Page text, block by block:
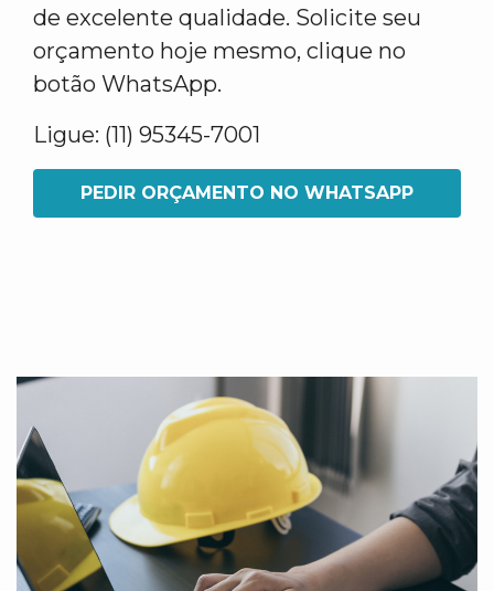
de excelente qualidade. Solicite seu
orçamento hoje mesmo, clique no
botão WhatsApp.
Ligue: (11) 95345-7001
PEDIR ORÇAMENTO NO WHATSAPP